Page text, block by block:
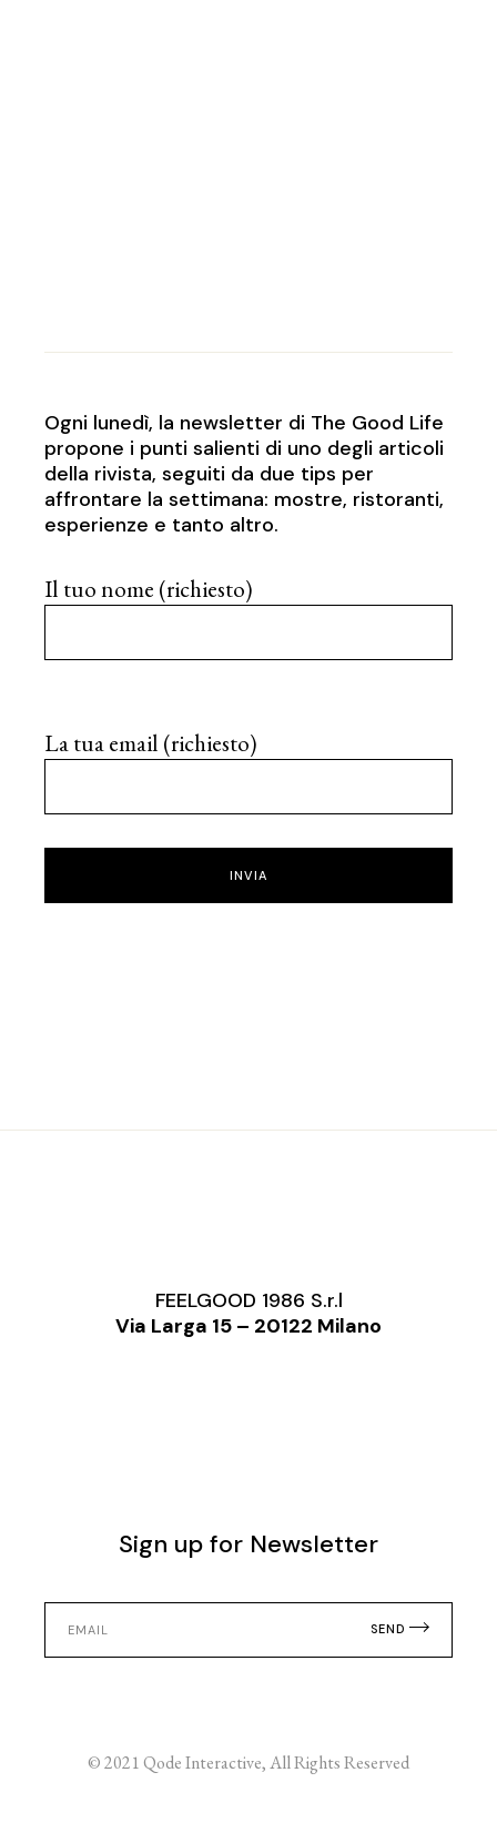
Ogni lunedì, la newsletter di The Good Life
propone i punti salienti di uno degli articoli
della rivista, seguiti da due tips per
affrontare la settimana: mostre, ristoranti,
esperienze e tanto altro.
Il tuo nome (richiesto)
La tua email (richiesto)
INVIA
FEELGOOD 1986 S.r.l
Via Larga 15 – 20122 Milano
Sign up for Newsletter
SEND
© 2021Qode Interactive, All Rights Reserved